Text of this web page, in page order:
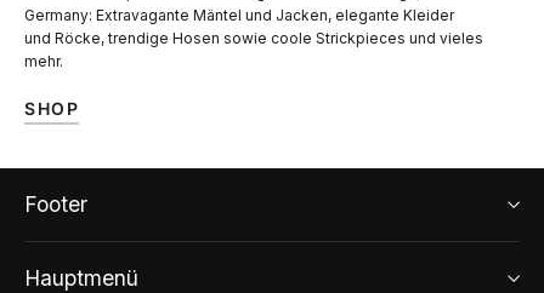
Germany: Extravagante Mäntel und Jacken, elegante Kleider
und Röcke, trendige Hosen sowie coole Strickpieces und vieles
mehr.
SHOP
Footer
Hauptmenü